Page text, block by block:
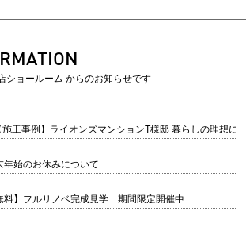
ショールーム からのお知らせです
工事例】ライオンズマンションT様邸 暮らしの理想に
年始のお休みについて
料】フルリノベ完成見学 期間限定開催中